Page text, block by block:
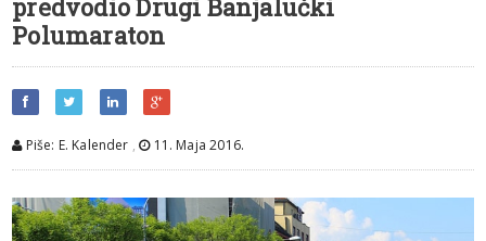
predvodio Drugi Banjalučki
Polumaraton
Piše: E. Kalender , 11. Maja 2016.